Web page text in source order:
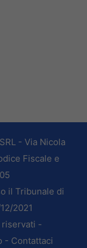
- Via Nicola
Fiscale e
il Tribunale di
2021
-
- Contattaci